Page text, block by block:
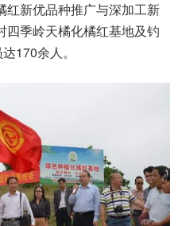
红新优品种推广与深加工新
四季岭天橘化橘红基地及钓
170余人。